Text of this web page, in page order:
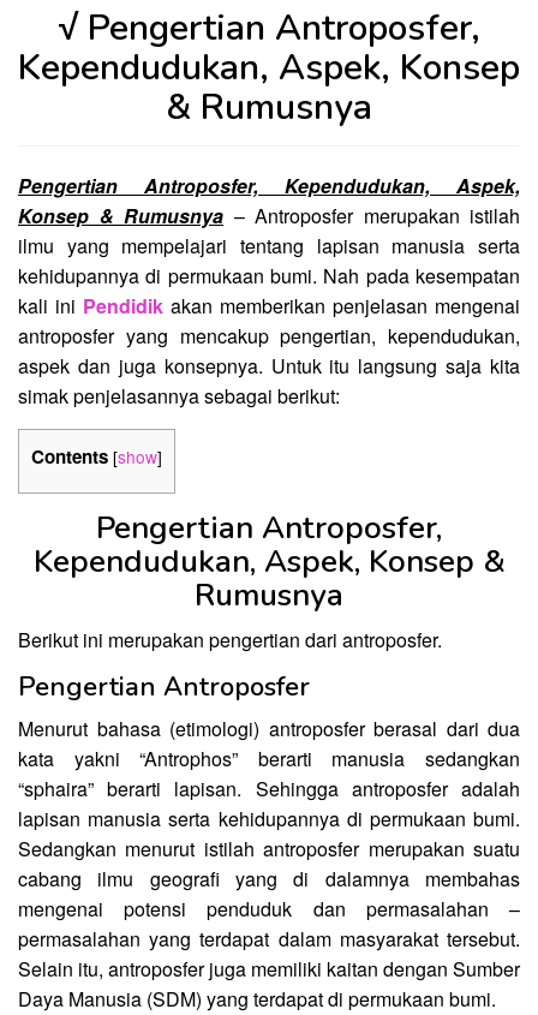
√ Pengertian Antroposfer,
Kependudukan, Aspek, Konsep
& Rumusnya
Pengertian Antroposfer, Kependudukan, Aspek,
Konsep & Rumusnya – Antroposfer merupakan istilah
ilmu yang mempelajari tentang lapisan manusia serta
kehidupannya di permukaan bumi. Nah pada kesempatan
kali ini Pendidik akan memberikan penjelasan mengenai
antroposfer yang mencakup pengertian, kependudukan,
aspek dan juga konsepnya. Untuk itu langsung saja kita
simak penjelasannya sebagai berikut:
Contents [show]
Pengertian Antroposfer,
Kependudukan, Aspek, Konsep &
Rumusnya
Berikut ini merupakan pengertian dari antroposfer.
Pengertian Antroposfer
Menurut bahasa (etimologi) antroposfer berasal dari dua
kata yakni “Antrophos” berarti manusia sedangkan
“sphaira” berarti lapisan. Sehingga antroposfer adalah
lapisan manusia serta kehidupannya di permukaan bumi.
Sedangkan menurut istilah antroposfer merupakan suatu
cabang ilmu geografi yang di dalamnya membahas
mengenai potensi penduduk dan permasalahan –
permasalahan yang terdapat dalam masyarakat tersebut.
Selain itu, antroposfer juga memiliki kaitan dengan Sumber
Daya Manusia (SDM) yang terdapat di permukaan bumi.